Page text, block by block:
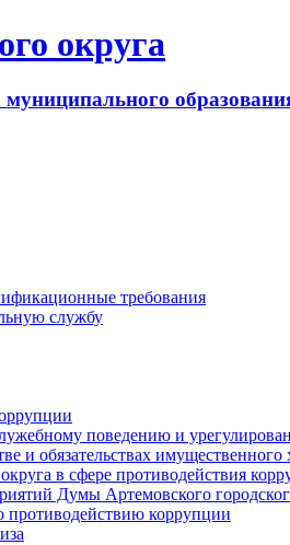
округа
требования
службу
поведению и
и обязательствах
в сфере противодействия
Думы Артемовского
противодействию коррупции